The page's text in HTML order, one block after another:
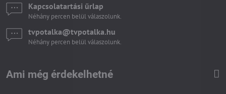
Kapcsolatartási űrlap
Néhány percen belül válaszolunk.
tvpotalka​@tvpotalka​.hu
Néhány percen belül válaszolunk.
Ami még érdekelhetné